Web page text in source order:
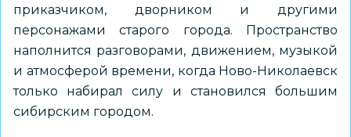
приказчиком, дворником и другими
персонажами старого города. Пространство
наполнится разговорами, движением, музыкой
и атмосферой времени, когда Ново-Николаевск
только набирал силу и становился большим
сибирским городом.